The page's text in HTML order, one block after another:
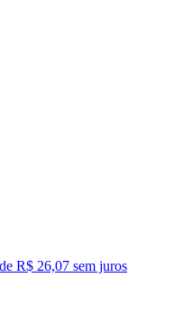
R$ 26,07 sem juros